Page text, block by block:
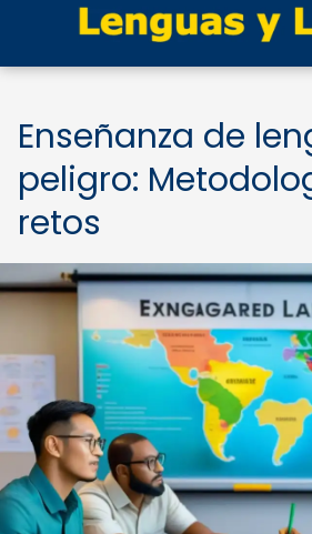
Enseñanza de
peligro:
retos